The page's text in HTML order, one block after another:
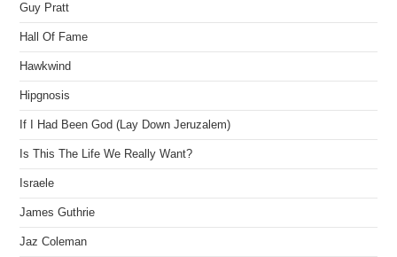
Guy Pratt
Hall Of Fame
Hawkwind
Hipgnosis
If I Had Been God (Lay Down Jeruzalem)
Is This The Life We Really Want?
Israele
James Guthrie
Jaz Coleman